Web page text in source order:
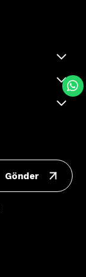
Gönder